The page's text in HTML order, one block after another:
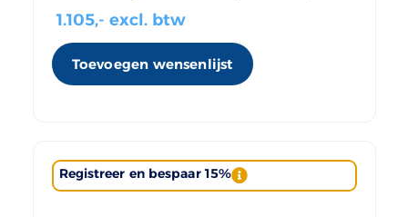
1.105,- excl. btw
Toevoegen wensenlijst
Registreer en bespaar 15%